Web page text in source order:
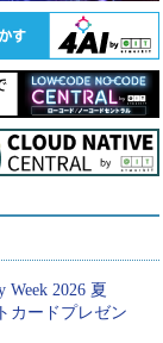
Week 2026 夏
カードプレゼン